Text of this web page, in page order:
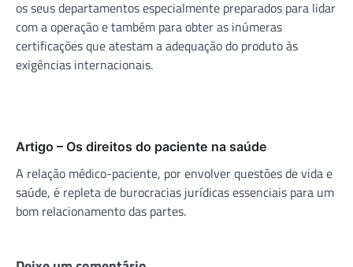
os seus departamentos especialmente preparados para lidar
com a operação e também para obter as inúmeras
certificações que atestam a adequação do produto às
exigências internacionais.
Artigo – Os direitos do paciente na saúde
A relação médico-paciente, por envolver questões de vida e
saúde, é repleta de burocracias jurídicas essenciais para um
bom relacionamento das partes.